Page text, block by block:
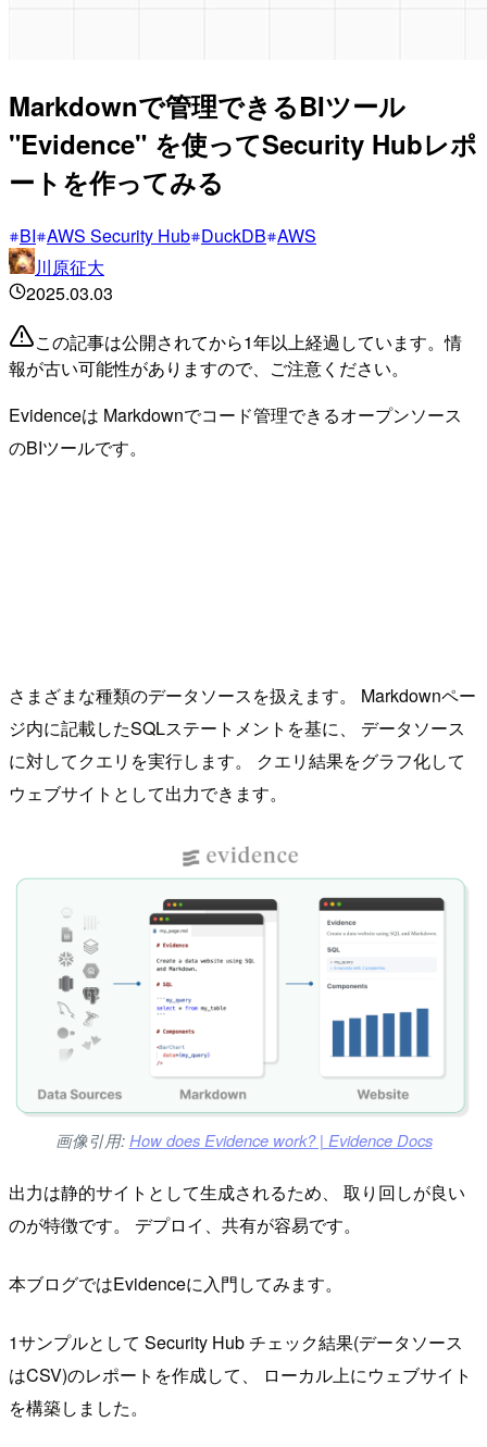
Markdownで管理できるBIツール
"Evidence" を使ってSecurity Hubレポ
ートを作ってみる
BI AWS Security Hub DuckDB AWS
川原征大
2025.03.03
この記事は公開されてから1年以上経過しています。情
報が古い可能性がありますので、ご注意ください。
Evidenceは Markdownでコード管理できるオープンソース
のBIツールです。
さまざまな種類のデータソースを扱えます。 Markdownペー
ジ内に記載したSQLステートメントを基に、 データソース
に対してクエリを実行します。 クエリ結果をグラフ化して
ウェブサイトとして出力できます。
画像引用:How does Evidence work? | Evidence Docs
出力は静的サイトとして生成されるため、 取り回しが良い
のが特徴です。 デプロイ、共有が容易です。
本ブログではEvidenceに入門してみます。
1サンプルとして Security Hub チェック結果(データソース
はCSV)のレポートを作成して、 ローカル上にウェブサイト
を構築しました。